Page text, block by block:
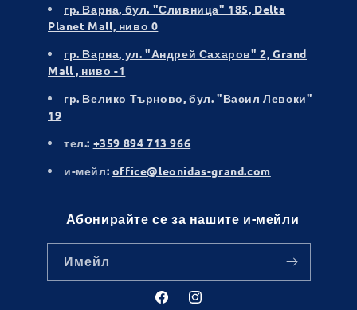
гр. Варна, бул. "Сливница" 185, Delta
Planet Mall, ниво 0
гр. Варна, ул. "Андрей Сахаров" 2, Grand
Mall , ниво -1
гр. Велико Търново, бул. "Васил Левски"
19
тел.: +359 894 713 966
и-мейл: office@leonidas-grand.com
Абонирайте се за нашите и-мейли
Имейл
FacebookInstagram